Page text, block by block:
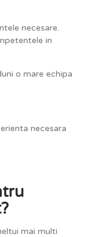
necesare.
in
o mare echipa
necesara
mai multi